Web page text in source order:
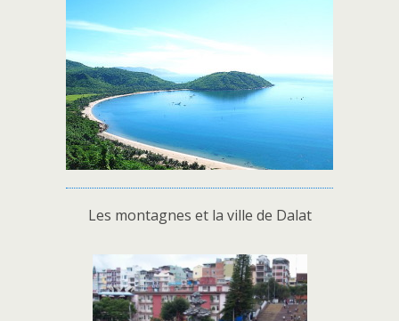
Les montagnes et la ville de Dalat